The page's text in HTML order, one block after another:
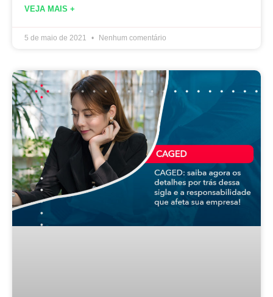
VEJA MAIS +
5 de maio de 2021 Nenhum comentário